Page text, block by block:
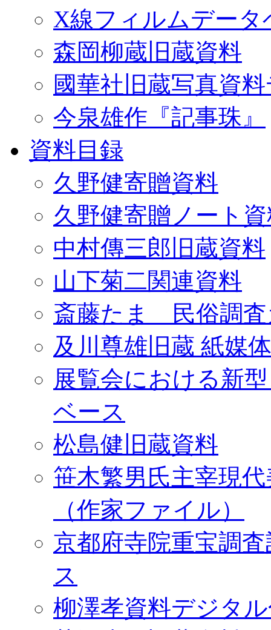
X線フィルムデータ
森岡柳蔵旧蔵資料
國華社旧蔵写真資
今泉雄作『記事珠』
資料目録
久野健寄贈資料
久野健寄贈ノート
中村傳三郎旧蔵資料
山下菊二関連資料
斎藤たま 民俗調査
及川尊雄旧蔵 紙媒
展覧会における新
ベース
松島健旧蔵資料
笹木繁男氏主宰現
（作家ファイル）
京都府寺院重宝調
ス
柳澤孝資料デジタ